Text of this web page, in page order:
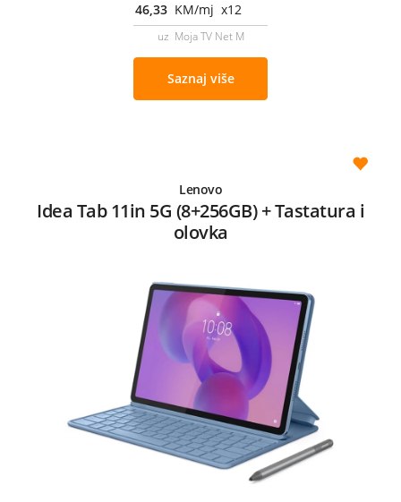
46,33 KM/mj x12
uz Moja TV Net M
Saznaj više
Lenovo
Idea Tab 11in 5G (8+256GB) + Tastatura i
olovka